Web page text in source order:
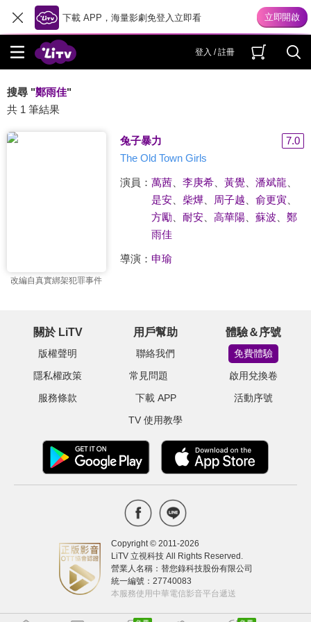
下載 APP，海量影劇免登入立即看
登入 / 註冊
搜尋 "鄭雨佳"
共 1 筆結果
改編自真實綁架犯罪事件
兔子暴力
7.0
The Old Town Girls
演員： 萬茜、 李庚希、 黃覺、 潘斌龍
是安、 柴燁、 周子越 俞更寅
方勵、 耐安、 高華陽、 蘇波
鄭
雨佳
導演： 申瑜
關於 LiTV
版權聲明
隱私權政策
服務條款
用戶幫助
聯絡我們
常見問題
下載 APP
TV 使用教學
體驗＆序號
免費體驗
啟用兌換卷
活動序號
Copyright © 2011-2026
LiTV 立視科技 All Rights Reserved.
營業人名稱：替您錄科技股份有限公司
統一編號：27740083
本服務使用中華電信影音平台遞送